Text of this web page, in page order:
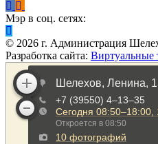
Мэр в соц. сетях:
© 2026 г. Администрация
Разработка сайта: Виртуальные